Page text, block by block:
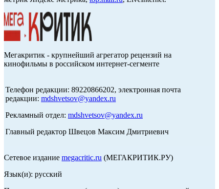
Мегакритик - крупнейший агрегатор рецензий на
кинофильмы в российском интернет-сегменте
Телефон редакции: 89220866202, электронная почта
редакции: mdshvetsov@yandex.ru
Рекламный отдел: mdshvetsov@yandex.ru
Главный редактор Швецов Максим Дмитриевич
Сетевое издание megacritic.ru (МЕГАКРИТИК.РУ)
Язык(и): русский